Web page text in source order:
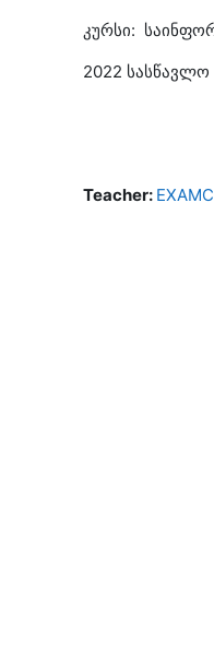
კურსი:
2022
Teacher: